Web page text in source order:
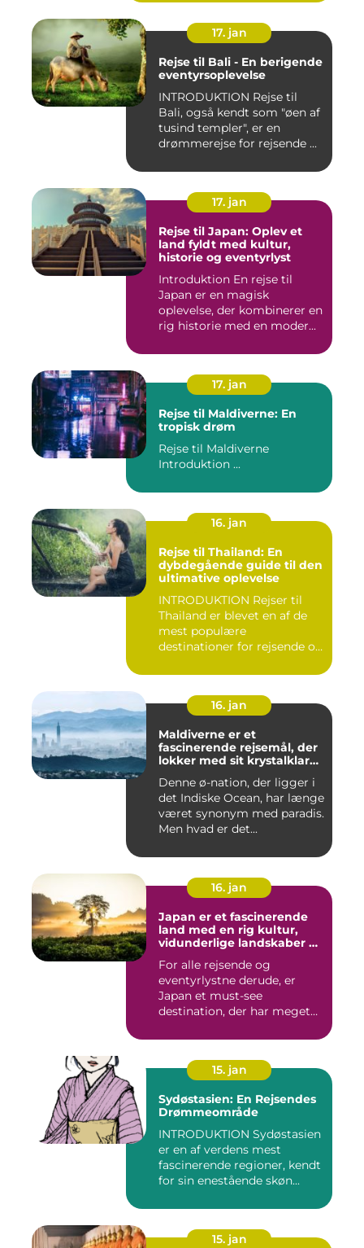
17. jan
Rejse til Bali - En berigende
eventyrsoplevelse
INTRODUKTION Rejse til
Bali, også kendt som "øen af
tusind templer", er en
drømmerejse for rejsende ...
17. jan
Rejse til Japan: Oplev et
land fyldt med kultur,
historie og eventyrlyst
Introduktion En rejse til
Japan er en magisk
oplevelse, der kombinerer en
rig historie med en moder...
17. jan
Rejse til Maldiverne: En
tropisk drøm
Rejse til Maldiverne
Introduktion ...
16. jan
Rejse til Thailand: En
dybdegående guide til den
ultimative oplevelse
INTRODUKTION Rejser til
Thailand er blevet en af de
mest populære
destinationer for rejsende og
16. jan
Maldiverne er et
fascinerende rejsemål, der
lokker med sit krystalklare
sandstrande og luksuriøse
feriesteder
Denne ø-nation, der ligger i
det Indiske Ocean, har længe
været synonym med paradis.
Men hvad er det...
16. jan
Japan er et fascinerende
land med en rig kultur,
vidunderlige landskaber og
tradition og modernitet
For alle rejsende og
eventyrlystne derude, er
Japan et must-see
destination, der har meget
15. jan
Sydøstasien: En Rejsendes
Drømmeområde
INTRODUKTION Sydøstasien
er en af verdens mest
fascinerende regioner, kendt
for sin enestående skøn...
15. jan